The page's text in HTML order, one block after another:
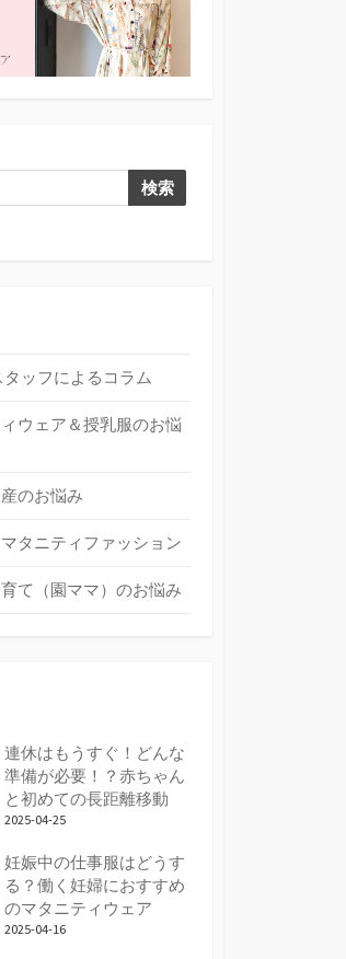
検索
タッフによるコラム
ウェア＆授乳服のお悩
のお悩み
タニティファッション
て（園ママ）のお悩み
連休はもうすぐ！どんな
準備が必要！？赤ちゃん
と初めての長距離移動
2025-04-25
妊娠中の仕事服はどうす
る？働く妊婦におすすめ
のマタニティウェア
2025-04-16